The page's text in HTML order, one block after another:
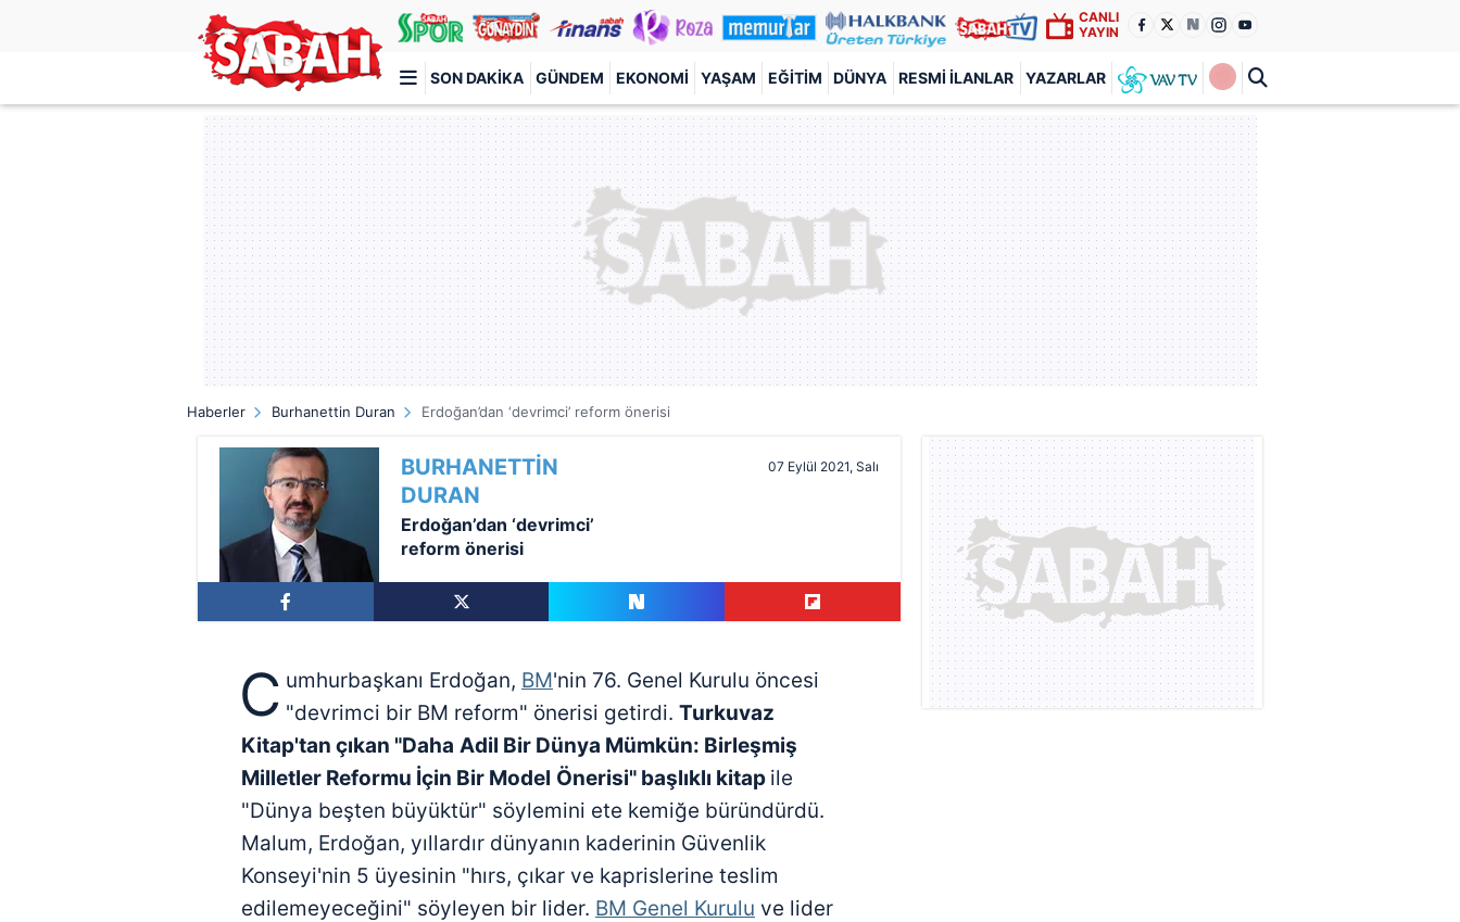
CANLI
YAYIN
SON DAKIKA GÜNDEM EKONOMI YAŞAM EĞITIM DÜNYA RESMI İLANLAR YAZARLAR
Türkiye'nin en iyi haber sitesi
Haberler Burhanettin Duran Erdoğan’dan ‘devrimci’ reform önerisi
07 Eylül 2021, Salı
BURHANETTİN
DURAN
Erdoğan’dan ‘devrimci’
reform önerisi
C umhurbaşkanı Erdoğan, BM'nin 76. Genel Kurulu öncesi
"devrimci bir BM reform" önerisi getirdi. Turkuvaz
Kitap'tan çıkan "Daha Adil Bir Dünya Mümkün: Birleşmiş
Milletler Reformu İçin Bir Model Önerisi" başlıklı kitap ile
"Dünya beşten büyüktür" söylemini ete kemiğe büründürdü.
Malum, Erdoğan, yıllardır dünyanın kaderinin Güvenlik
Konseyi'nin 5 üyesinin "hırs, çıkar ve kaprislerine teslim
edilemeyeceğini" söyleyen bir lider. BM Genel Kurulu ve lider